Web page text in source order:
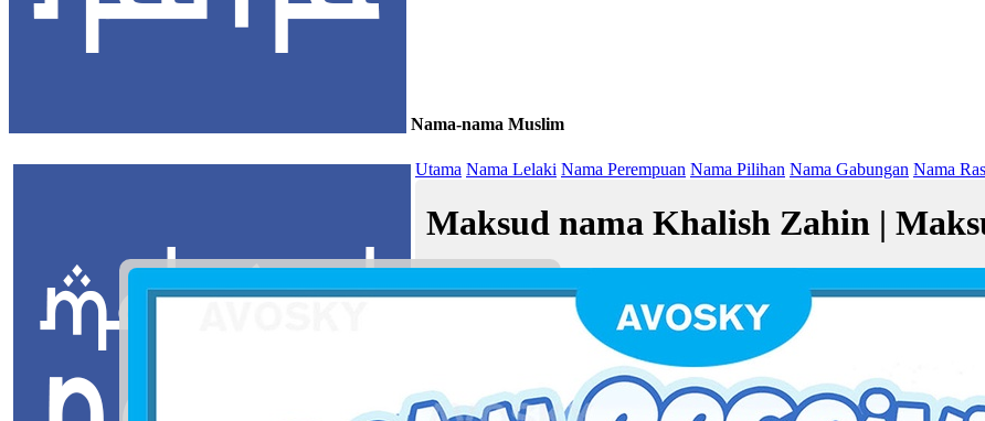
Nama-nama Muslim
Utama Nama Lelaki Nama Perempuan Nama Pilihan Nama Gabungan Nama
Maksud nama Khalish Zahin |
Jawi:خالص ظاهين